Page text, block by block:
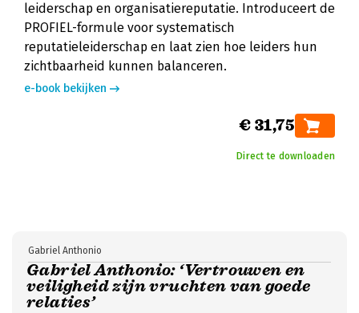
leiderschap en organisatiereputatie. Introduceert de
PROFIEL-formule voor systematisch
reputatieleiderschap en laat zien hoe leiders hun
zichtbaarheid kunnen balanceren.
e-book bekijken
€ 31,75
Direct te downloaden
Gabriel Anthonio: ‘Vertrouwen en
veiligheid zijn vruchten van goede
relaties’
Gabriel Anthonio